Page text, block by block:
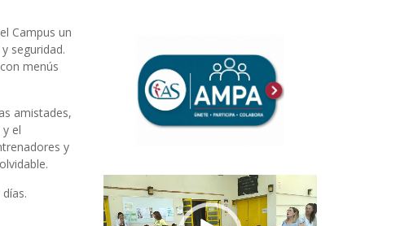
Campus un
seguridad.
menús
amistades,
el
y
Reproductor
de
vídeo